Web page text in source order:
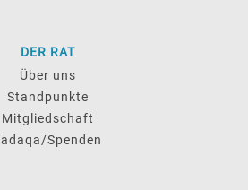
DER RAT
Über uns
Standpunkte
Mitgliedschaft
Spenden